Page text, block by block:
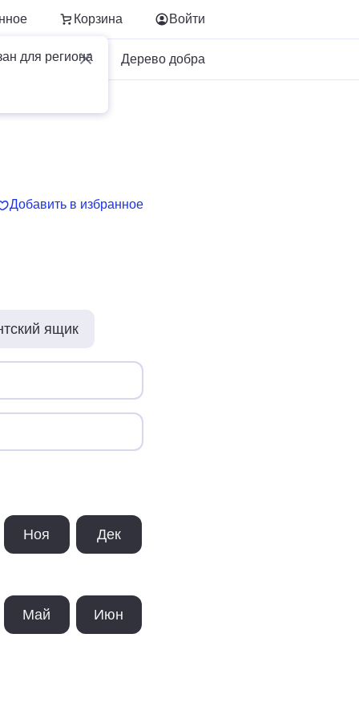
Корзина
для региона
Войти
Для бизнеса Дерево добра
Добавить в избранное
ящик
Ноя Дек
Май Июн